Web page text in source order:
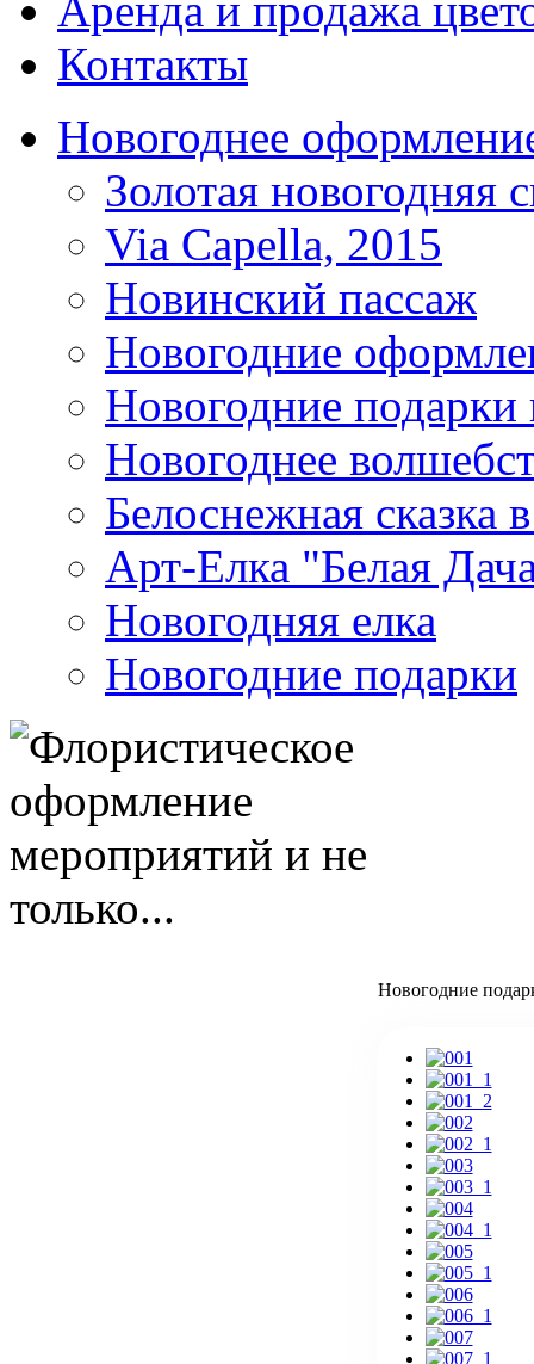
Контакты
Новогоднее
Золотая новогодняя
Via Capella, 2015
Новинский пассаж
Новогодние
Новогодние
Новогоднее
Белоснежная сказка
Арт-Елка "Белая
Новогодняя елка
Новогодние подарки
Новогодние